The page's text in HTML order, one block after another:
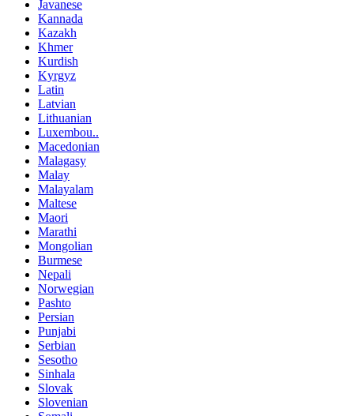
Javanese
Kannada
Kazakh
Khmer
Kurdish
Kyrgyz
Latin
Latvian
Lithuanian
Luxembou..
Macedonian
Malagasy
Malay
Malayalam
Maltese
Maori
Marathi
Mongolian
Burmese
Nepali
Norwegian
Pashto
Persian
Punjabi
Serbian
Sesotho
Sinhala
Slovak
Slovenian